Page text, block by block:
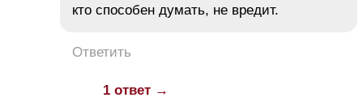
кто способен думать, не вредит.
Ответить
1 ответ →